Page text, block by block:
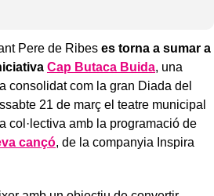
Pere de Ribes es torna a sumar a
Cap Butaca Buida, una
consolidat com la gran Diada del
21 de març el teatre municipal
col·lectiva amb la programació de
cançó, de la companyia Inspira